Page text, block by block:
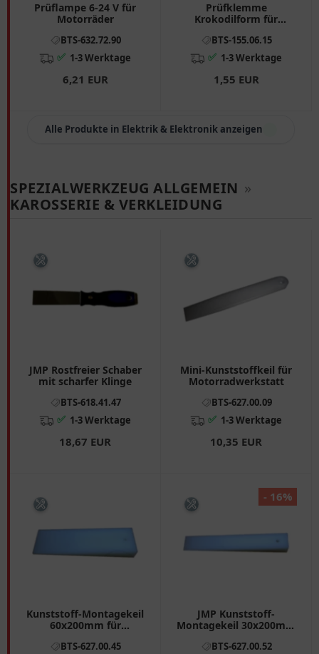
Prüflampe 6-24 V für
Motorräder
BTS-632.72.90
✅ 1-3 Werktage
6,21 EUR
Prüfklemme
Krokodilform für
BTS-155.06.15
✅ 1-3 Werktage
1,55 EUR
Alle Produkte in Elektrik & Elektronik anzeigen
SPEZIALWERKZEUG ALLGEMEIN »
KAROSSERIE & VERKLEIDUNG
JMP Rostfreier Schaber
mit scharfer Klinge
BTS-618.41.47
✅ 1-3 Werktage
18,67 EUR
Mini-Kunststoffkeil für
Motorradwerkstatt
BTS-627.00.09
✅ 1-3 Werktage
10,35 EUR
Kunststoff-Montagekeil
60x200mm für
BTS-627.00.45
JMP Kunststoff-
Montagekeil 30x200mm
BTS-627.00.52
- 16%